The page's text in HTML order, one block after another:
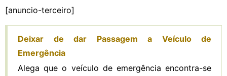
[anuncio-terceiro]
Deixar de dar Passagem a Veículo de
Emergência
Alega que o veículo de emergência encontra-se